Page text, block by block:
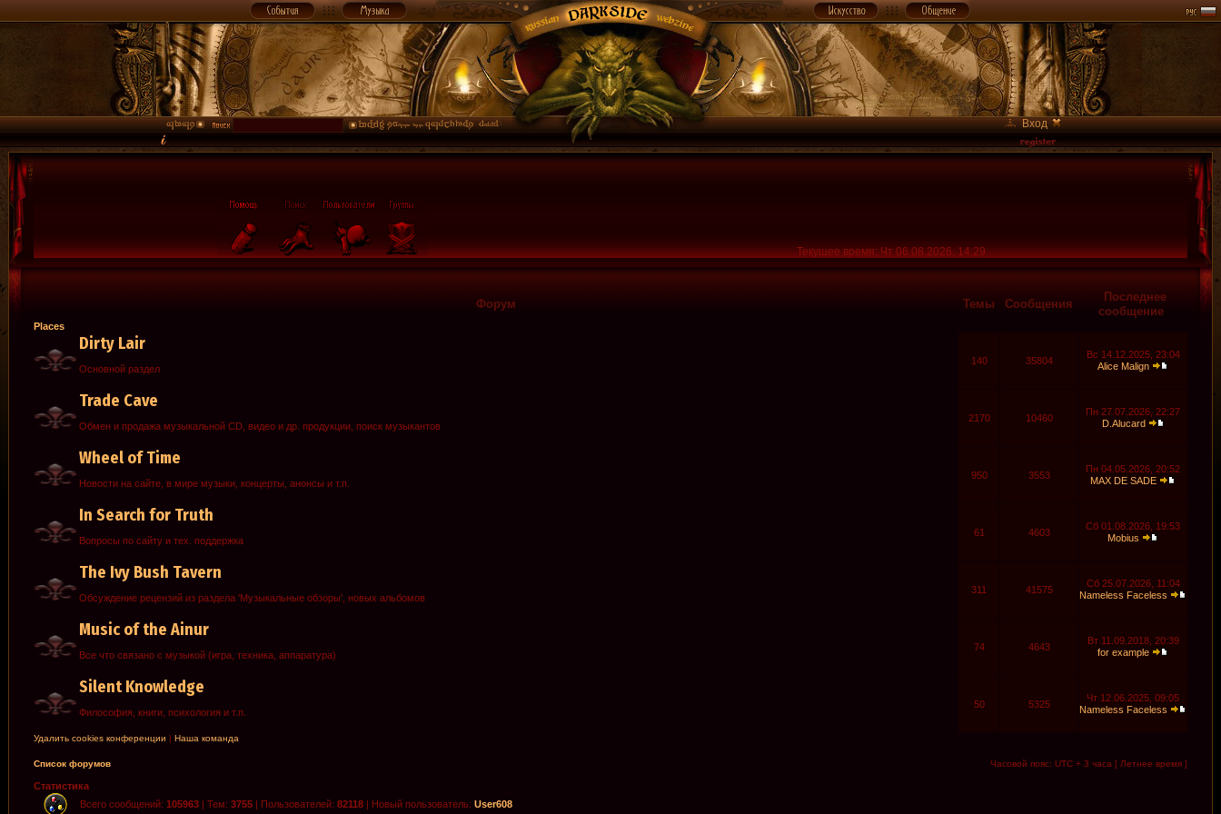
Вход
Текущее время: Чт 06.08.2026, 14:29
Форум Темы Сообщения
Последнее
сообщение
Places
Dirty Lair
Основной раздел
140 35804
Вс 14.12.2025, 23:04
Alice Malign
Trade Cave
Обмен и продажа музыкальной CD, видео и др. продукции, поиск музыкантов
2170 10460
Пн 27.07.2026, 22:27
D.Alucard
Wheel of Time
Новости на сайте, в мире музыки, концерты, анонсы и т.п.
950 3553
Пн 04.05.2026, 20:52
MAX DE SADE
In Search for Truth
Вопросы по сайту и тех. поддержка
61 4603
Сб 01.08.2026, 19:53
Mobius
The Ivy Bush Tavern
Обсуждение рецензий из раздела 'Музыкальные обзоры', новых альбомов
311 41575
Сб 25.07.2026, 11:04
Nameless Faceless
Music of the Ainur
Все что связано с музыкой (игра, техника, аппаратура)
74 4643
Вт 11.09.2018, 20:39
for example
Silent Knowledge
Философия, книги, психология и т.п.
50 5325
Чт 12.06.2025, 09:05
Nameless Faceless
Удалить cookies конференции | Наша команда
Список форумов Часовой пояс: UTC + 3 часа [ Летнее время ]
Статистика
Всего сообщений: 105963 | Тем: 3755 | Пользователей: 82118 | Новый пользователь: User608